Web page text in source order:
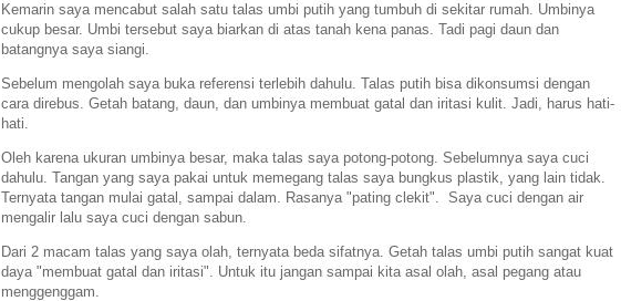
Kemarin saya mencabut salah satu talas umbi putih yang tumbuh di sekitar rumah. Umbinya
cukup besar. Umbi tersebut saya biarkan di atas tanah kena panas. Tadi pagi daun dan
batangnya saya siangi.
Sebelum mengolah saya buka referensi terlebih dahulu. Talas putih bisa dikonsumsi dengan
cara direbus. Getah batang, daun, dan umbinya membuat gatal dan iritasi kulit. Jadi, harus hati-
hati.
Oleh karena ukuran umbinya besar, maka talas saya potong-potong. Sebelumnya saya cuci
dahulu. Tangan yang saya pakai untuk memegang talas saya bungkus plastik, yang lain tidak.
Ternyata tangan mulai gatal, sampai dalam. Rasanya "pating clekit". Saya cuci dengan air
mengalir lalu saya cuci dengan sabun.
Dari 2 macam talas yang saya olah, ternyata beda sifatnya. Getah talas umbi putih sangat kuat
daya "membuat gatal dan iritasi". Untuk itu jangan sampai kita asal olah, asal pegang atau
menggenggam.